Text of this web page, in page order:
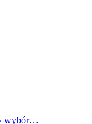
wybór…